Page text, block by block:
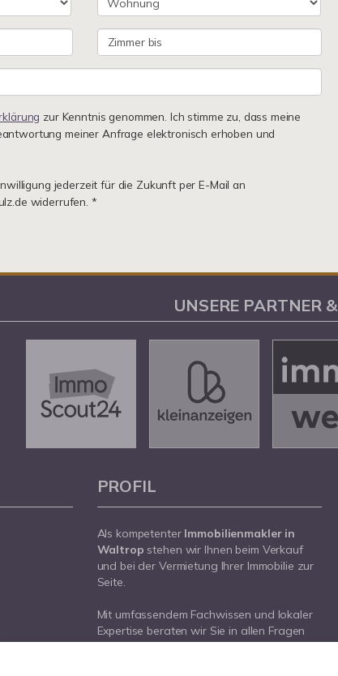
zur Kenntnis genommen. Ich stimme zu, dass meine
meiner Anfrage elektronisch erhoben und
jederzeit für die Zukunft per E-Mail an
widerrufen. *
UNSERE PARTNER
schulz.de
PROFIL
Als kompetenter Immobilienmakler in
Waltrop stehen wir Ihnen beim Verkauf
und bei der Vermietung Ihrer Immobilie zur
Seite.
Mit umfassendem Fachwissen und lokaler
Expertise beraten wir Sie in allen Fragen
rund um Ihr Haus oder Ihre Wohnung in